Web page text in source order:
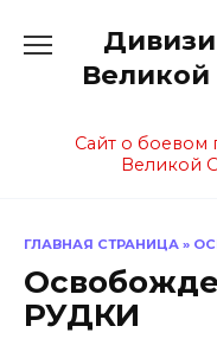
содержанию
Сайт о боевом
Великой
ГЛАВНАЯ СТРАНИЦА »
РУДКИ